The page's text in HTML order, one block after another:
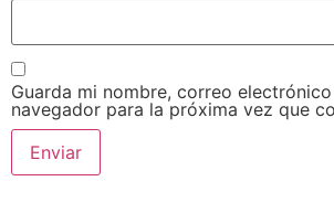
Guarda mi nombre, correo
navegador para la próxima vez que